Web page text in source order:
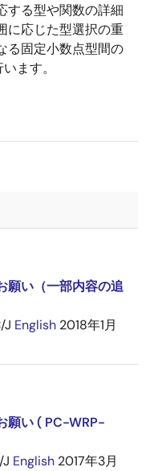
する型や関数の詳細
に応じた型選択の重
る固定小数点型間の
ます。
願い（一部内容の追
J English 2018年1月
願い ( PC-WRP-
English 2017年3月